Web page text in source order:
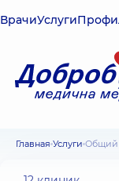
ВрачиУслуги
Главная Услуги